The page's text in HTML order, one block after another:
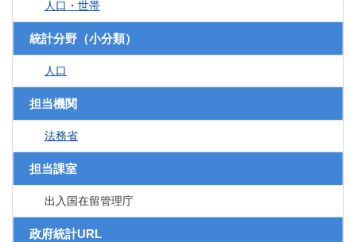
人口・世帯
統計分野（小分類）
人口
担当機関
法務省
担当課室
出入国在留管理庁
政府統計URL